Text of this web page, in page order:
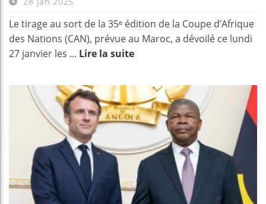
Le tirage au sort de la 35ᵉ édition de la Coupe d’Afrique
des Nations (CAN), prévue au Maroc, a dévoilé ce lundi
27 janvier les ... Lire la suite